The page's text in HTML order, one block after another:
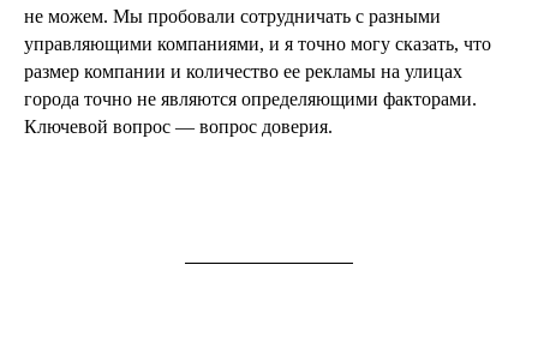
не можем. Мы пробовали сотрудничать с разными
управляющими компаниями, и я точно могу сказать, что
размер компании и количество ее рекламы на улицах
города точно не являются определяющими факторами.
Ключевой вопрос — вопрос доверия.